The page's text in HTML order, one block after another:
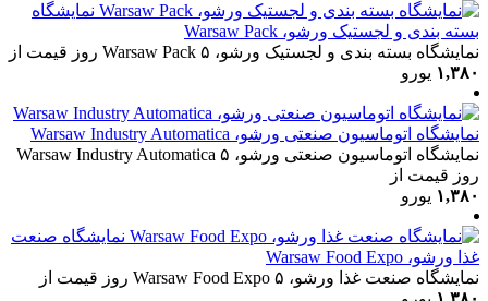
نمایشگاه
بسته بندی و لجستیک ورشو، Warsaw Pack
نمایشگاه بسته بندی و لجستیک ورشو، Warsaw Pack ۵ روز
قیمت از
۱,۳۸۰ یورو
نمایشگاه اتوماسیون صنعتی ورشو، Warsaw Industry Automatica
نمایشگاه اتوماسیون صنعتی ورشو، Warsaw Industry Automatica ۵
روز قیمت از
۱,۳۸۰ یورو
نمایشگاه صنعت
غذا ورشو، Warsaw Food Expo
نمایشگاه صنعت غذا ورشو، Warsaw Food Expo ۵ روز
قیمت از